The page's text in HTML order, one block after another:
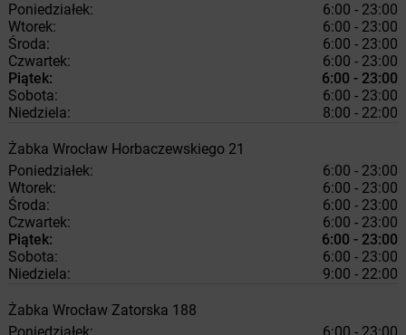
Poniedziałek:
6:00 - 23:00
Wtorek:
6:00 - 23:00
Środa:
6:00 - 23:00
Czwartek:
6:00 - 23:00
Piątek:
6:00 - 23:00
Sobota:
6:00 - 23:00
Niedziela:
8:00 - 22:00
Żabka Wrocław Horbaczewskiego 21
Poniedziałek:
6:00 - 23:00
Wtorek:
6:00 - 23:00
Środa:
6:00 - 23:00
Czwartek:
6:00 - 23:00
Piątek:
6:00 - 23:00
Sobota:
6:00 - 23:00
Niedziela:
9:00 - 22:00
Żabka Wrocław Zatorska 188